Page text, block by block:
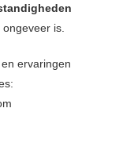
ongeveer is.
ervaringen